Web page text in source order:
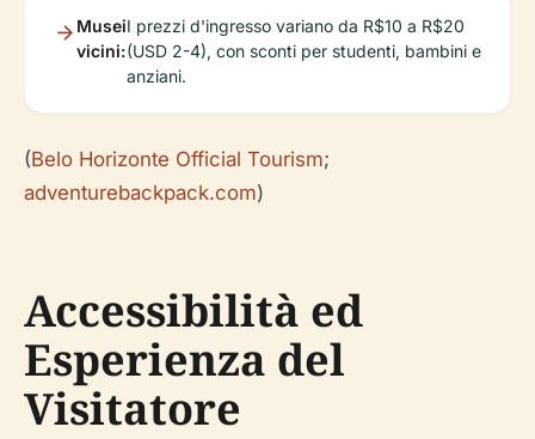
Musei
vicini:
I prezzi d'ingresso variano da R$10 a R$20
(USD 2-4), con sconti per studenti, bambini e
anziani.
(Belo Horizonte Official Tourism;
adventurebackpack.com)
Accessibilità ed
Esperienza del
Visitatore